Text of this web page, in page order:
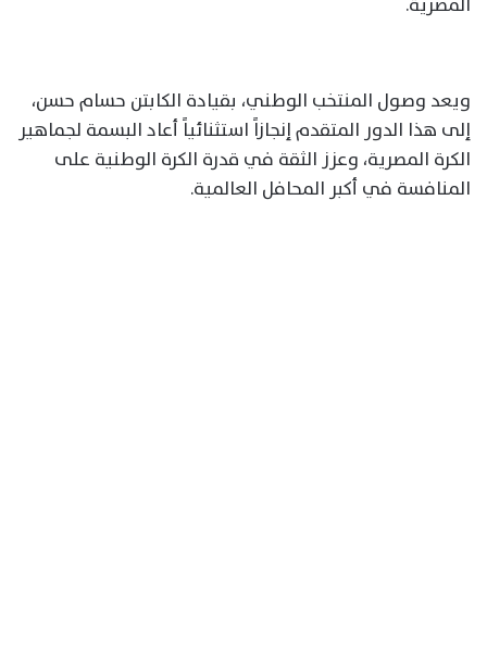
ويعد وصول المنتخب الوطني، بقيادة الكابتن حسام حسن،
إلى هذا الدور المتقدم إنجازاً استثنائياً أعاد البسمة لجماهير
الكرة المصرية، وعزز الثقة في قدرة الكرة الوطنية على
المنافسة في أكبر المحافل العالمية.